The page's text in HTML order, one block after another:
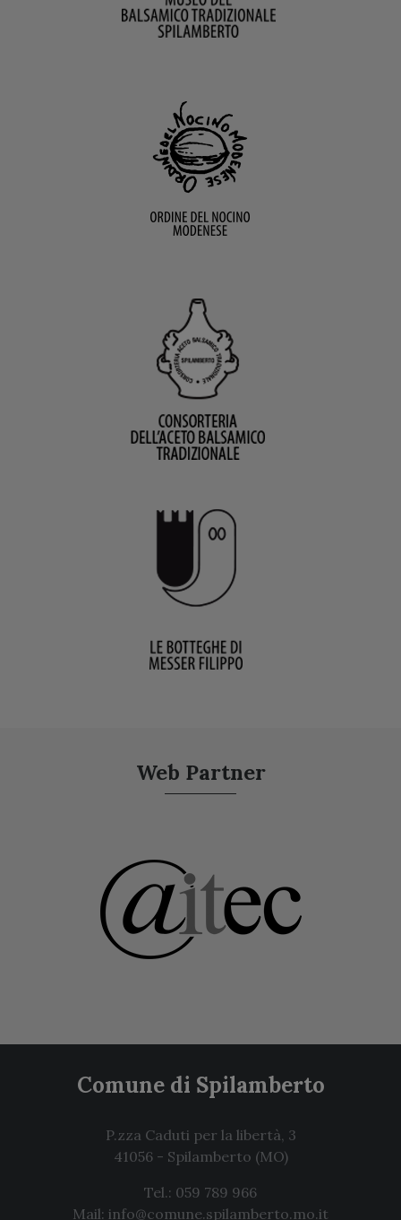
Web Partner
Comune di Spilamberto
P.zza Caduti per la libertà, 3
41056- Spilamberto (MO)
Tel.: 059 789 966
Mail: info@comune.spilamberto.mo.it